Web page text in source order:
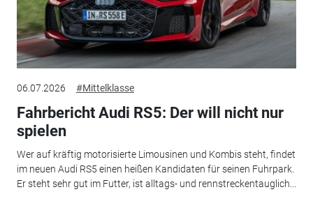
06.07.2026 #Mittelklasse
Fahrbericht Audi RS5: Der will nicht nur
spielen
Wer auf kräftig motorisierte Limousinen und Kombis steht, findet
im neuen Audi RS5 einen heißen Kandidaten für seinen Fuhrpark.
Er steht sehr gut im Futter, ist alltags- und rennstreckentauglich...